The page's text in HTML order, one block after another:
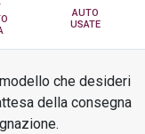
AUTO
USATE
che desideri
della consegna